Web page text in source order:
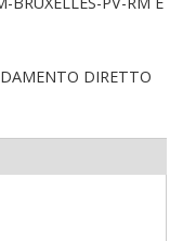
DIRETTO